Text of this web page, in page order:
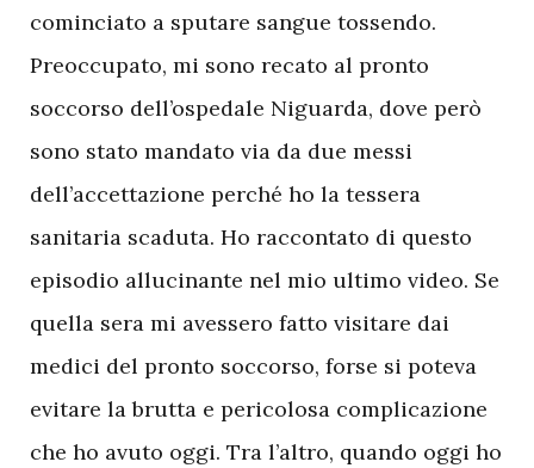
cominciato a sputare sangue tossendo.
Preoccupato, mi sono recato al pronto
soccorso dell’ospedale Niguarda, dove però
sono stato mandato via da due messi
dell’accettazione perché ho la tessera
sanitaria scaduta. Ho raccontato di questo
episodio allucinante nel mio ultimo video. Se
quella sera mi avessero fatto visitare dai
medici del pronto soccorso, forse si poteva
evitare la brutta e pericolosa complicazione
che ho avuto oggi. Tra l’altro, quando oggi ho